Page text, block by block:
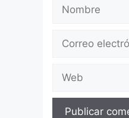
Nombre
Correo
Web